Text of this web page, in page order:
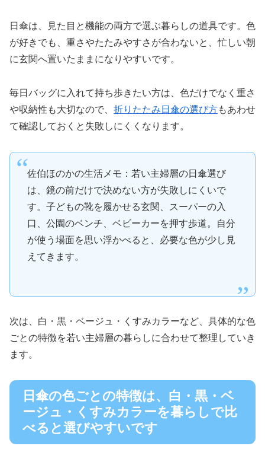
日傘は、見た目と機能の両方で選ぶ暮らしの道具です。色
が好きでも、重さやたたみやすさが合わないと、忙しい朝
に玄関へ置いたままになりやすいです。
毎日バッグに入れて持ち歩きたい方は、色だけでなく重さ
や収納性も大切なので、 折りたたみ日傘の選び方もあわせ
て確認しておくと失敗しにくくなります。
佐伯ほのかの生活メモ：若い主婦層の日傘選び
は、鏡の前だけで決めない方が失敗しにくいで
す。子どもの靴を履かせる玄関、スーパーの入
口、公園のベンチ、ベビーカーを押す歩道。自分
が使う場面を思い浮かべると、必要な色が少し見
えてきます。
次は、白・黒・ベージュ・くすみカラーなど、具体的な色
ごとの特徴を若い主婦層の暮らしに合わせて整理していき
ます。
日傘の色ごとの特徴は、白・黒・ベ
ージュ・くすみカラーを暮らしで比
べると選びやすいです